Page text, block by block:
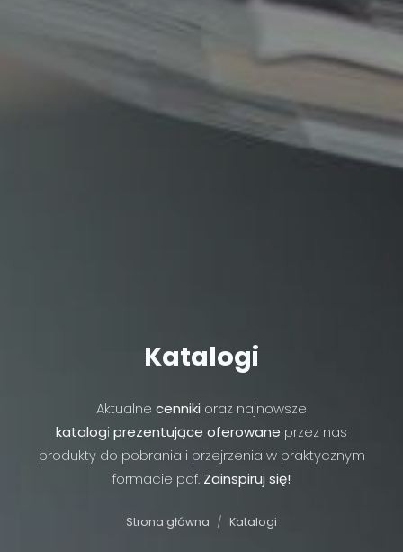
Katalogi
Aktualne cenniki oraz najnowsze
katalogi prezentujące oferowane przez nas
produkty do pobrania i przejrzenia w praktycznym
formacie pdf. Zainspiruj się!
Strona główna Katalogi